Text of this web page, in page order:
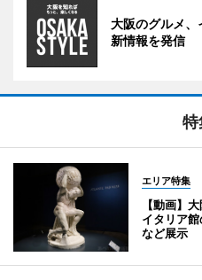
大阪のグルメ、
新情報を発信
特
エリア特集
【動画】
イタリア
など展示